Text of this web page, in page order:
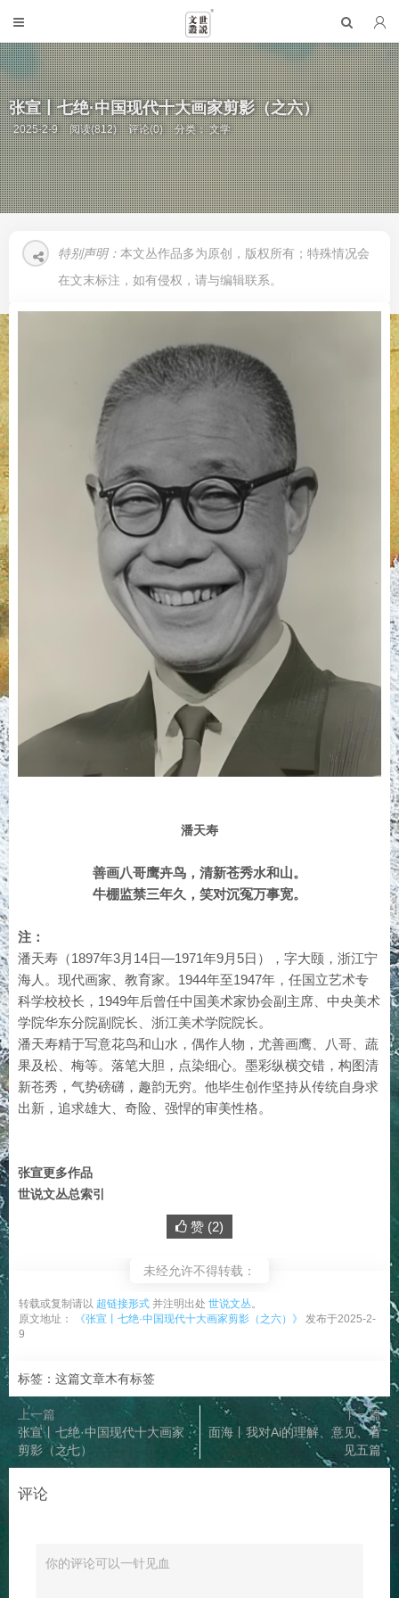
张宣丨七绝·中国现代十大画家剪影（之六）
2025-2-9 阅读(812) 评论(0) 分类：文学
特别声明： 本文丛作品多为原创，版权所有；特殊情况会
在文末标注，如有侵权，请与编辑联系。
潘天寿
善画八哥鹰卉鸟，清新苍秀水和山。
牛棚监禁三年久，笑对沉冤万事宽。
注：
潘天寿（1897年3月14日—1971年9月5日），字大颐，浙江宁
海人。现代画家、教育家。1944年至1947年，任国立艺术专
科学校校长，1949年后曾任中国美术家协会副主席、中央美术
学院华东分院副院长、浙江美术学院院长。
潘天寿精于写意花鸟和山水，偶作人物，尤善画鹰、八哥、蔬
果及松、梅等。落笔大胆，点染细心。墨彩纵横交错，构图清
新苍秀，气势磅礴，趣韵无穷。他毕生创作坚持从传统自身求
出新，追求雄大、奇险、强悍的审美性格。
张宣更多作品
世说文丛总索引
赞 (2)
未经允许不得转载：
转载或复制请以 超链接形式 并注明出处 世说文丛。
原文地址：
《张宣丨七绝·中国现代十大画家剪影（之六）》
发布于2025-2-
9
标签：这篇文章木有标签
上一篇
张宣丨七绝·中国现代十大画家
剪影（之七）
下一篇
面海丨我对Ai的理解、意见、看
见五篇
评论